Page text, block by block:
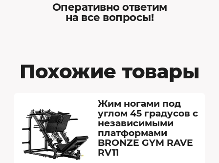
Оперативно ответим
на все вопросы!
Похожие товары
Жим ногами под
углом 45 градусов с
независимыми
платформами
BRONZE GYM RAVE
RV11